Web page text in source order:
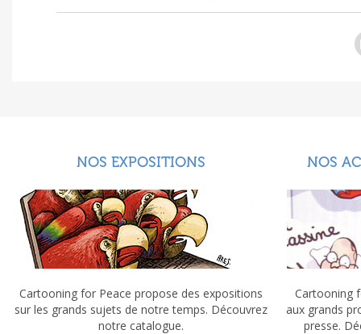
NOS EXPOSITIONS
Cartooning for Peace propose des expositions
sur les grands sujets de notre temps. Découvrez
notre catalogue.
NOS
Cartooning
aux grands
presse.